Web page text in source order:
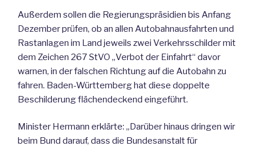
Außerdem sollen die Regierungspräsidien bis Anfang
Dezember prüfen, ob an allen Autobahnausfahrten und
Rastanlagen im Land jeweils zwei Verkehrsschilder mit
dem Zeichen 267 StVO „Verbot der Einfahrt“ davor
warnen, in der falschen Richtung auf die Autobahn zu
fahren. Baden-Württemberg hat diese doppelte
Beschilderung flächendeckend eingeführt.
Minister Hermann erklärte: „Darüber hinaus dringen wir
beim Bund darauf, dass die Bundesanstalt für